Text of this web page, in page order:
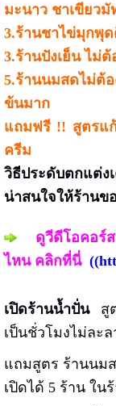
มะนาว ชาเขียวมั
3.ร้านชาไข่มุกพุ
3.ร้านปังเย็น ไม่
5.ร้านนมสดไม่ต้
ข้นมาก
แถมฟรี !! สูตรแ
ครีม
วิธีประดับตกแต่ง
น่าสนใจให้ร้านข
ดูวีดีโอคอร์
ไหน คลิกที่นี่ ((
เปิดร้านน้ำปั่นสูต
เป็นชั่วโมงไม่ละล
แถมสูตร ร้านนม
เปิดได้ 5 ร้าน ใน